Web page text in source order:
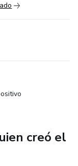
creó el